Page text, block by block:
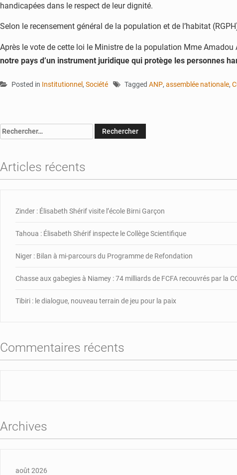
handicapées dans le respect de leur dignité.
Selon le recensement général de la population et de l’habitat
Après le vote de cette loi le Ministre de la population Mme
notre pays d’un instrument juridique qui protège les personnes
Posted in Institutionnel , Société Tagged ANP, assemblée nationale,
Rechercher :
Articles récents
Zinder : Élisabeth Shérif visite l’école Birni Garçon
Tahoua : Élisabeth Shérif inspecte le Collège Scientifique
Niger : Bilan à mi-parcours du Programme de Refondation
Chasse aux gabegies à Niamey : 74 milliards de FCFA recouvrés par la
Tibiri : le dialogue, nouveau terrain de jeu pour la paix
Commentaires récents
Archives
août 2026